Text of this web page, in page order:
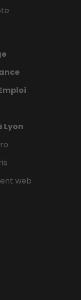
Lyon
web